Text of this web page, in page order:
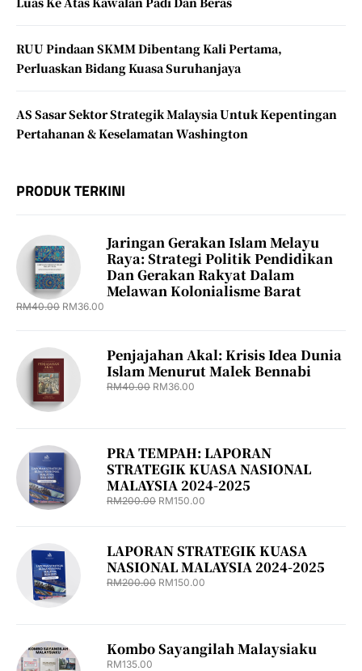
RUU Pindaan SKMM Dibentang Kali Pertama,
Perluaskan Bidang Kuasa Suruhanjaya
AS Sasar Sektor Strategik Malaysia Untuk Kepentingan
Pertahanan & Keselamatan Washington
PRODUK TERKINI
Jaringan Gerakan Islam Melayu
Raya: Strategi Politik Pendidikan
Dan Gerakan Rakyat Dalam
Melawan Kolonialisme Barat
RM40.00 RM36.00
Penjajahan Akal: Krisis Idea Dunia
Islam Menurut Malek Bennabi
RM40.00 RM36.00
PRA TEMPAH: LAPORAN
STRATEGIK KUASA NASIONAL
MALAYSIA 2024-2025
RM200.00 RM150.00
LAPORAN STRATEGIK KUASA
NASIONAL MALAYSIA 2024-2025
RM200.00 RM150.00
Kombo Sayangilah Malaysiaku
RM135.00